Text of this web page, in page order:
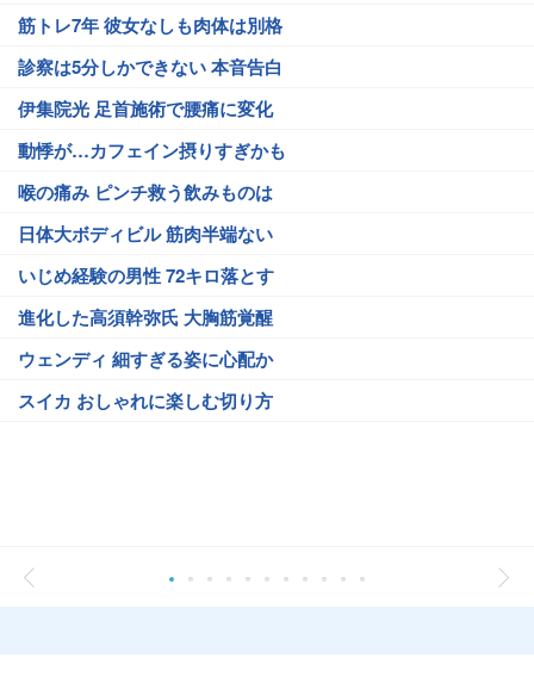
筋トレ7年 彼女なしも肉体は別格
診察は5分しかできない 本音告白
伊集院光 足首施術で腰痛に変化
動悸が…カフェイン摂りすぎかも
喉の痛み ピンチ救う飲みものは
日体大ボディビル 筋肉半端ない
いじめ経験の男性 72キロ落とす
進化した高須幹弥氏 大胸筋覚醒
ウェンディ 細すぎる姿に心配か
スイカ おしゃれに楽しむ切り方